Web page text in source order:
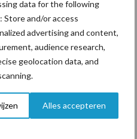
data for the following
Store and/or access
advertising and content,
audience research,
geolocation data, and
Alles accepteren
Fokkerij
Voerhekken